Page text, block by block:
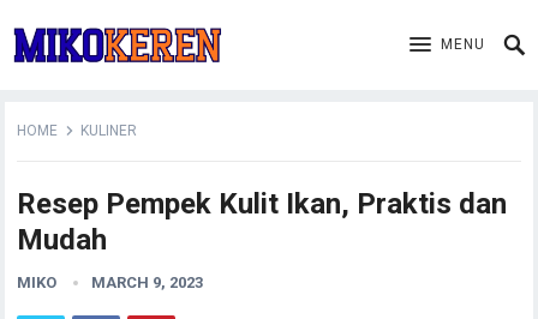
MENU
HOME KULINER
Resep Pempek Kulit Ikan, Praktis dan
Mudah
MIKO MARCH 9, 2023